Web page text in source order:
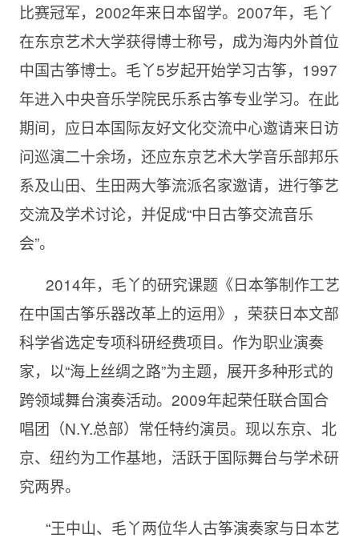
比赛冠军，2002年来日本留学。2007年，毛丫
在东京艺术大学获得博士称号，成为海内外首位
中国古筝博士。毛丫5岁起开始学习古筝，1997
年进入中央音乐学院民乐系古筝专业学习。在此
期间，应日本国际友好文化交流中心邀请来日访
问巡演二十余场，还应东京艺术大学音乐部邦乐
系及山田、生田两大筝流派名家邀请，进行筝艺
交流及学术讨论，并促成“中日古筝交流音乐
会”。
2014年，毛丫的研究课题《日本筝制作工艺
在中国古筝乐器改革上的运用》，荣获日本文部
科学省选定专项科研经费项目。作为职业演奏
家，以“海上丝绸之路”为主题，展开多种形式的
跨领域舞台演奏活动。2009年起荣任联合国合
唱团（N.Y.总部）常任特约演员。现以东京、北
京、纽约为工作基地，活跃于国际舞台与学术研
究两界。
“王中山、毛丫两位华人古筝演奏家与日本艺